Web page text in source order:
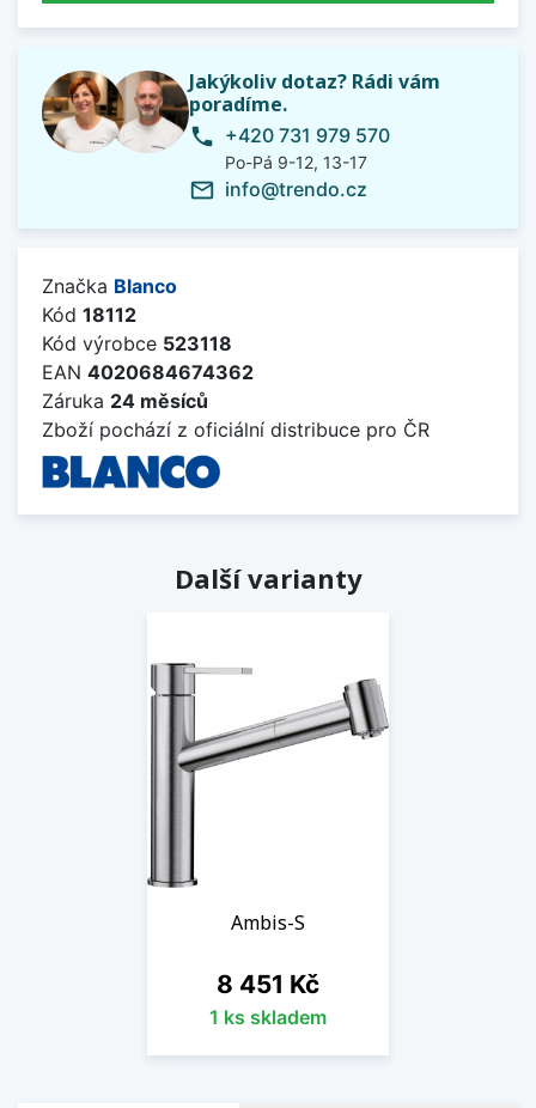
Jakýkoliv dotaz? Rádi vám
poradíme.
phone +420 731 979 570
Po-Pá 9-12, 13-17
mail_outline info@trendo.cz
Značka Blanco
Kód 18112
Kód výrobce 523118
EAN 4020684674362
Záruka 24 měsíců
Zboží pochází z oficiální distribuce pro ČR
Další varianty
Ambis-S
Cena
8 451 Kč
1 ks skladem